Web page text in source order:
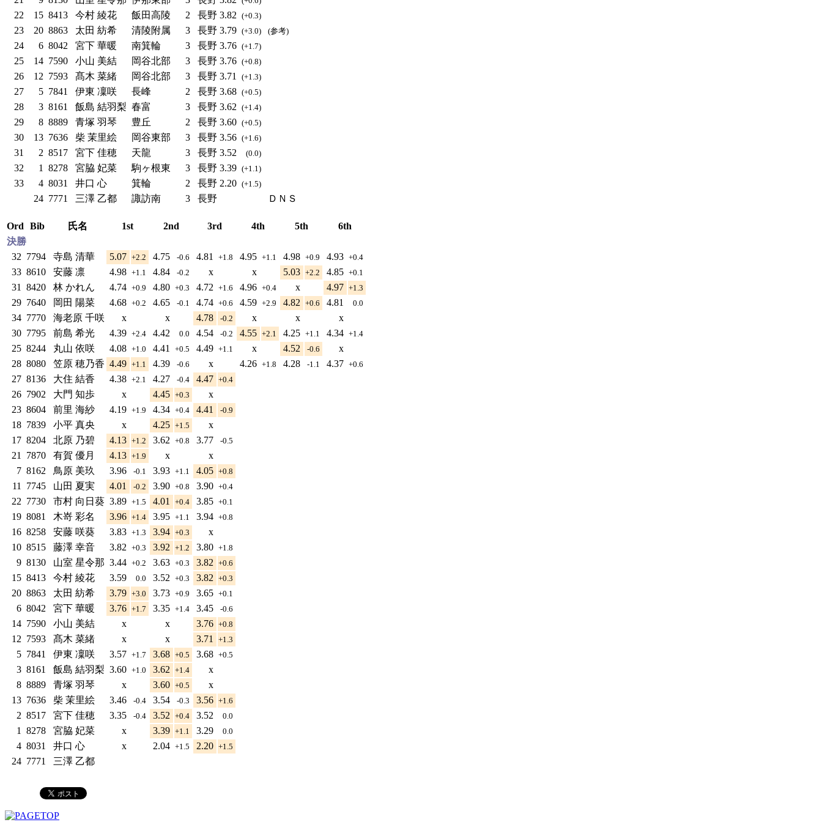
22 15 8413 今村 綾花 飯田高陵 2 長野 3.82 (+0.3)
23 20 8863 太田 紡希 清陵附属 3 長野 3.79 (+3.0) (参考)
24 6 8042 宮下 華暖 南箕輪 3 長野 3.76 (+1.7)
25 14 7590 小山 美結 岡谷北部 3 長野 3.76 (+0.8)
26 12 7593 髙木 菜緒 岡谷北部 3 長野 3.71 (+1.3)
27 5 7841 伊東 凜咲 長峰 2 長野 3.68 (+0.5)
28 3 8161 飯島 結羽梨 春富 3 長野 3.62 (+1.4)
29 8 8889 青塚 羽琴 豊丘 2 長野 3.60 (+0.5)
30 13 7636 柴 茉里絵 岡谷東部 3 長野 3.56 (+1.6)
31 2 8517 宮下 佳穂 天龍 3 長野 3.52 (0.0)
32 1 8278 宮脇 妃菜 駒ヶ根東 3 長野 3.39 (+1.1)
33 4 8031 井口 心 箕輪 2 長野 2.20 (+1.5)
24 7771 三澤 乙都 諏訪南 3 長野 ＤＮＳ
Ord Bib 氏名 1st 2nd 3rd 4th 5th
6th
決勝
32 7794 寺島 清華 5.07 +2.2 4.75 -0.6 4.81 +1.8 4.95 +1.1 4.98 +0.9 4.93 +0.4
33 8610 安藤 凛 4.98 +1.1 4.84 -0.2 x x 5.03 +2.2 4.85 +0.1
31 8420 林 かれん 4.74 +0.9 4.80 +0.3 4.72 +1.6 4.96 +0.4 x 4.97 +1.3
29 7640 岡田 陽菜 4.68 +0.2 4.65 -0.1 4.74 +0.6 4.59 +2.9 4.82 +0.6 4.81 0.0
34 7770 海老原 千咲 x x 4.78 -0.2 x x
x
30 7795 前島 希光 4.39 +2.4 4.42 0.0 4.54 -0.2 4.55 +2.1 4.25 +1.1 4.34 +1.4
25 8244 丸山 依咲 4.08 +1.0 4.41 +0.5 4.49 +1.1 x 4.52 -0.6
x
28 8080 笠原 穂乃香 4.49 +1.1 4.39 -0.6 x 4.26 +1.8 4.28 -1.1 4.37 +0.6
27 8136 大住 結香 4.38 +2.1 4.27 -0.4 4.47 +0.4
26 7902 大門 知歩 x 4.45 +0.3
x
23 8604 前里 海紗 4.19 +1.9 4.34 +0.4 4.41 -0.9
18 7839 小平 真央 x 4.25 +1.5
x
17 8204 北原 乃碧 4.13 +1.2 3.62 +0.8 3.77 -0.5
21 7870 有賀 優月 4.13 +1.9 x
x
7 8162 鳥原 美玖 3.96 -0.1 3.93 +1.1 4.05 +0.8
11 7745 山田 夏実 4.01 -0.2 3.90 +0.8 3.90 +0.4
22 7730 市村 向日葵 3.89 +1.5 4.01 +0.4 3.85 +0.1
19 8081 木嵜 彩名 3.96 +1.4 3.95 +1.1 3.94 +0.8
16 8258 安藤 咲葵 3.83 +1.3 3.94 +0.3
x
10 8515 藤澤 幸音 3.82 +0.3 3.92 +1.2 3.80 +1.8
9 8130 山室 星令那 3.44 +0.2 3.63 +0.3 3.82 +0.6
15 8413 今村 綾花 3.59 0.0 3.52 +0.3 3.82 +0.3
20 8863 太田 紡希 3.79 +3.0 3.73 +0.9 3.65 +0.1
6 8042 宮下 華暖 3.76 +1.7 3.35 +1.4 3.45 -0.6
14 7590 小山 美結 x x 3.76 +0.8
12 7593 髙木 菜緒 x x 3.71 +1.3
5 7841 伊東 凜咲 3.57 +1.7 3.68 +0.5 3.68 +0.5
3 8161 飯島 結羽梨 3.60 +1.0 3.62 +1.4
x
8 8889 青塚 羽琴 x 3.60 +0.5
x
13 7636 柴 茉里絵 3.46 -0.4 3.54 -0.3 3.56 +1.6
2 8517 宮下 佳穂 3.35 -0.4 3.52 +0.4 3.52 0.0
1 8278 宮脇 妃菜 x 3.39 +1.1 3.29 0.0
4 8031 井口 心 x 2.04 +1.5 2.20 +1.5
24 7771 三澤 乙都